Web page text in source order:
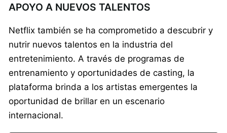
APOYO A NUEVOS TALENTOS
Netflix también se ha comprometido a descubrir y
nutrir nuevos talentos en la industria del
entretenimiento. A través de programas de
entrenamiento y oportunidades de casting, la
plataforma brinda a los artistas emergentes la
oportunidad de brillar en un escenario
internacional.